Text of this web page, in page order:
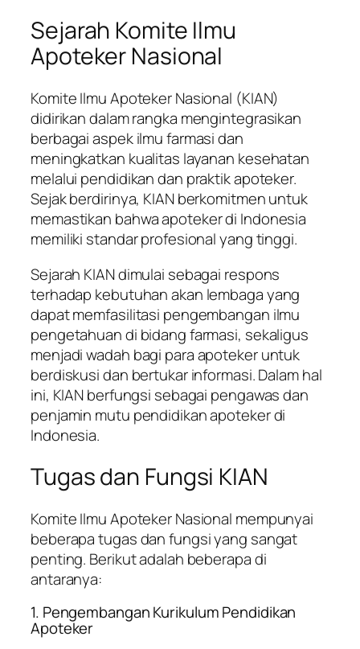
Sejarah Komite Ilmu
Apoteker Nasional
Komite Ilmu Apoteker Nasional (KIAN)
didirikan dalam rangka mengintegrasikan
berbagai aspek ilmu farmasi dan
meningkatkan kualitas layanan kesehatan
melalui pendidikan dan praktik apoteker.
Sejak berdirinya, KIAN berkomitmen untuk
memastikan bahwa apoteker di Indonesia
memiliki standar profesional yang tinggi.
Sejarah KIAN dimulai sebagai respons
terhadap kebutuhan akan lembaga yang
dapat memfasilitasi pengembangan ilmu
pengetahuan di bidang farmasi, sekaligus
menjadi wadah bagi para apoteker untuk
berdiskusi dan bertukar informasi. Dalam hal
ini, KIAN berfungsi sebagai pengawas dan
penjamin mutu pendidikan apoteker di
Indonesia.
Tugas dan Fungsi KIAN
Komite Ilmu Apoteker Nasional mempunyai
beberapa tugas dan fungsi yang sangat
penting. Berikut adalah beberapa di
antaranya:
1. Pengembangan Kurikulum Pendidikan
Apoteker